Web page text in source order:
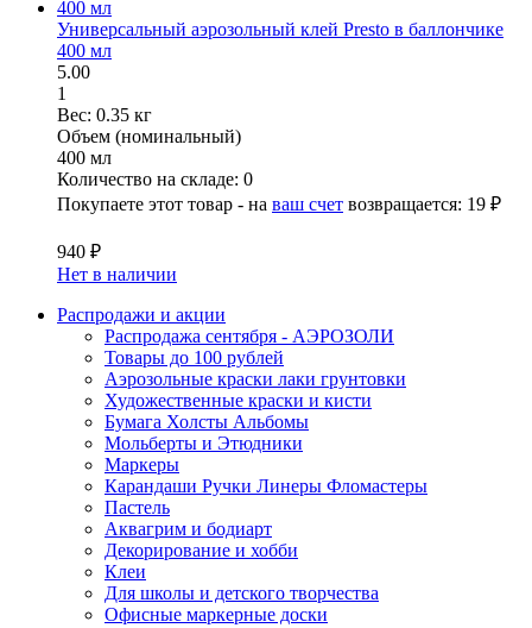
Универсальный аэрозольный клей Presto в баллончике
400 мл
5.00
1
Вес: 0.35 кг
Объем (номинальный)
400 мл
Количество на складе: 0
Покупаете этот товар - на ваш счет возвращается: 19 ₽
940 ₽
Нет в наличии
Распродажи и акции
Распродажа сентября - АЭРОЗОЛИ
Товары до 100 рублей
Аэрозольные краски лаки грунтовки
Художественные краски и кисти
Бумага Холсты Альбомы
Мольберты и Этюдники
Маркеры
Карандаши Ручки Линеры Фломастеры
Пастель
Аквагрим и бодиарт
Декорирование и хобби
Клеи
Для школы и детского творчества
Офисные маркерные доски